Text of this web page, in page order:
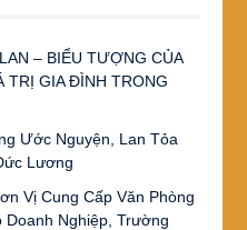
– BIỂU TƯỢNG CỦA
TRỊ GIA ĐÌNH TRONG
Ước Nguyện, Lan Tỏa
Lương
Vị Cung Cấp Văn Phòng
Doanh Nghiệp, Trường